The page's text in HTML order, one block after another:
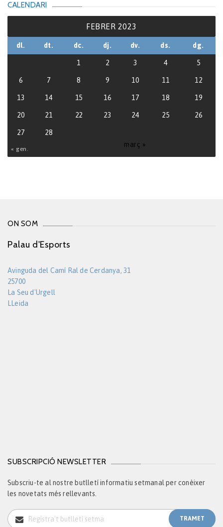
CALENDARI
FEBRER 2023
dl. dt. dc. dj. dv. ds. dg.
« gen.
març »
1 2 3 4 5
6 7 8 9 10 11 12
13 14 15 16 17 18 19
20 21 22 23 24 25 26
27 28
ON SOM
Palau d'Esports
Avinguda del Camí Ral de Cerdanya, 31
25700
La Seu d'Urgell
LLeida
SUBSCRIPCIÓ NEWSLETTER
Subscriu-te al nostre butlletí informatiu setmanal per conèixer
les novetats més rellevants.